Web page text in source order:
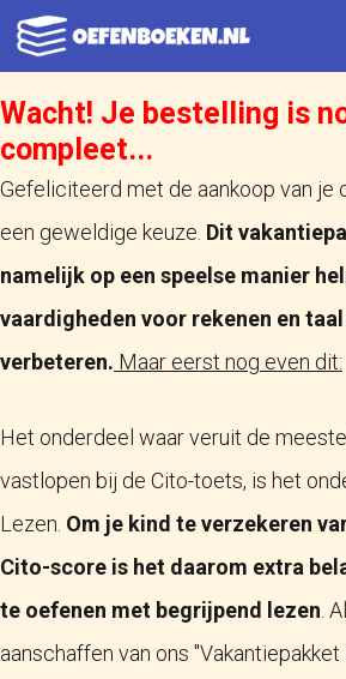
Ga
naar
de
inhoud
Wacht! Je bestelling is
compleet...
Gefeliciteerd met de aankoop van je
een geweldige keuze. Dit
namelijk op een speelse manier
vaardigheden voor rekenen en
verbeteren. Maar eerst nog even dit:
Het onderdeel waar veruit de
vastlopen bij de Cito-toets, is het
Lezen. Om je kind te verzekeren
Cito-score is het daarom extra
te oefenen met begrijpend lezen .
aanschaffen van ons "Vakantiepakket